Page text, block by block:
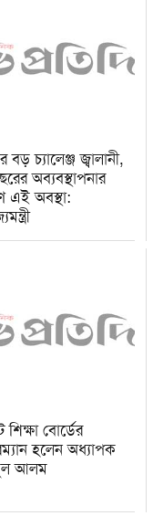
বড় চ্যালেঞ্জ জ্বালানী,
অব্যবস্থাপনার
এই অবস্থা:
শিক্ষা বোর্ডের
হলেন অধ্যাপক
আলম